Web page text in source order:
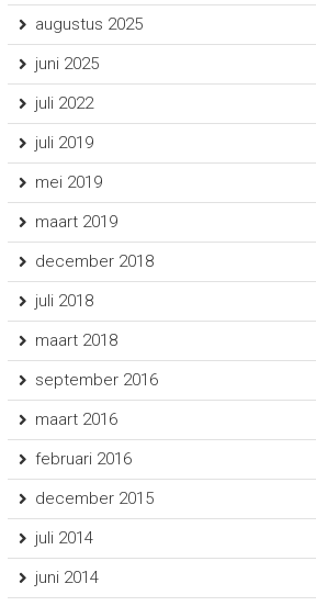
augustus 2025
juni 2025
juli 2022
juli 2019
mei 2019
maart 2019
december 2018
juli 2018
maart 2018
september 2016
maart 2016
februari 2016
december 2015
juli 2014
juni 2014